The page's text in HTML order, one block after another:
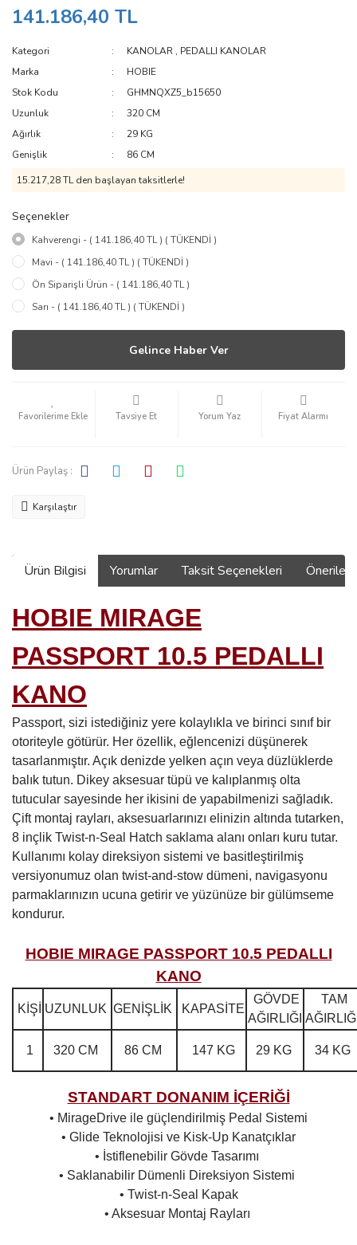
141.186,40 TL
Kategori KANOLAR , PEDALLI KANOLAR
Marka
HOBIE
Stok Kodu
GHMNQXZ5_b15650
Uzunluk
320 CM
Ağırlık
29 KG
Genişlik
86 CM
15.217,28 TL den başlayan taksitlerle!
Seçenekler
Kahverengi - ( 141.186,40 TL ) ( TÜKENDİ )
Mavi - ( 141.186,40 TL ) ( TÜKENDİ )
Ön Siparişli Ürün - ( 141.186,40 TL )
Sarı - ( 141.186,40 TL ) ( TÜKENDİ )
Gelince Haber Ver
Tavsiye Et Yorum Yaz Fiyat Alarmı
Ürün Paylaş :
Karşılaştır
Ürün Bilgisi Yorumlar Taksit Seçenekleri
HOBIE MIRAGE
PASSPORT 10.5 PEDALLI
KANO
Passport, sizi istediğiniz yere kolaylıkla ve birinci sınıf bir
otoriteyle götürür. Her özellik, eğlencenizi düşünerek
tasarlanmıştır. Açık denizde yelken açın veya düzlüklerde
balık tutun. Dikey aksesuar tüpü ve kalıplanmış olta
tutucular sayesinde her ikisini de yapabilmenizi sağladık.
Çift montaj rayları, aksesuarlarınızı elinizin altında tutarken,
8 inçlik Twist-n-Seal Hatch saklama alanı onları kuru tutar.
Kullanımı kolay direksiyon sistemi ve basitleştirilmiş
versiyonumuz olan twist-and-stow dümeni, navigasyonu
parmaklarınızın ucuna getirir ve yüzünüze bir gülümseme
kondurur.
HOBIE MIRAGE PASSPORT 10.5 PEDALLI
KANO
KİŞİ UZUNLUK GENİŞLİK KAPASİTE
GÖVDE
AĞIRLIĞI
TAM
1 320 CM 86 CM 147 KG 29 KG 34 KG
STANDART DONANIM İÇERİĞİ
• MirageDrive ile güçlendirilmiş Pedal Sistemi
• Glide Teknolojisi ve Kisk-Up Kanatçıklar
• İstiflenebilir Gövde Tasarımı
• Saklanabilir Dümenli Direksiyon Sistemi
• Twist-n-Seal Kapak
• Aksesuar Montaj Rayları